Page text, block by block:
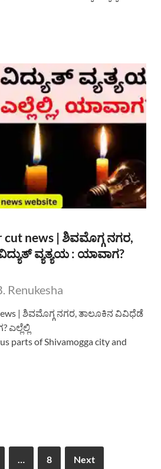
cut news | ಶಿವಮೊಗ್ಗ ನಗರ,
ವ್ಯತ್ಯಯ : ಯಾವಾಗ?
Renukesha
| ಶಿವಮೊಗ್ಗ ನಗರ, ತಾಲೂಕಿನ ವಿವಿಧೆಡೆ
ಎಲ್ಲೆಲ್ಲಿ
parts of Shivamogga city and
… 8 Next